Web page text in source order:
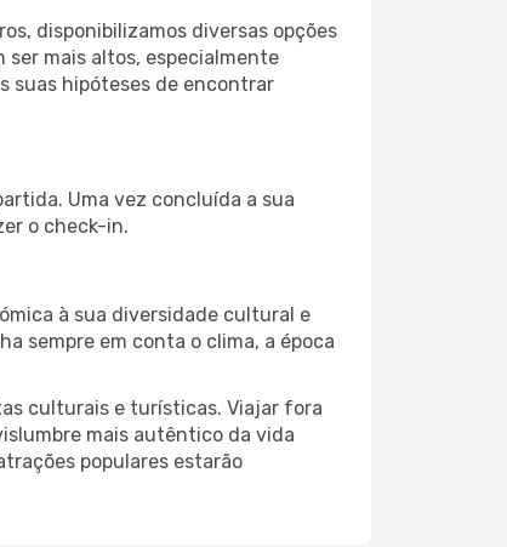
disponibilizamos diversas opções
ser mais altos, especialmente
suas hipóteses de encontrar
Uma vez concluída a sua
o check-in.
à sua diversidade cultural e
sempre em conta o clima, a época
culturais e turísticas. Viajar fora
mais autêntico da vida
populares estarão